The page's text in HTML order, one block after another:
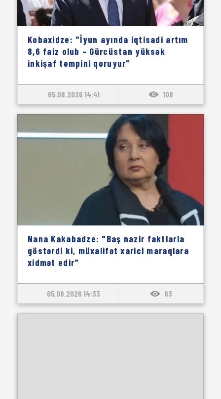
Kobaxidze: "İyun ayında iqtisadi artım
8,6 faiz olub – Gürcüstan yüksək
inkişaf tempini qoruyur"
05.08.2026 14:41 108
Nana Kakabadze: "Baş nazir faktlarla
göstərdi ki, müxalifət xarici maraqlara
xidmət edir"
05.08.2026 14:33 63